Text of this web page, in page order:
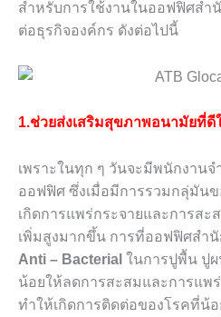
สำหรับการใช้งานในออฟฟิศสำ
ต่อธุรกิจองค์กร ดังต่อไปนี้
1.ช่วยส่งเสริมสุขภาพอนามัยที่
เพราะในทุก ๆ วันจะมีพนักงาน
ออฟฟิศ ซึ่งเมื่อมีการรวมกลุ่มัน
เกิดการแพร่กระจายและการสะ
เพิ่มสูงมากขึ้น การที่ออฟฟิศสำนั
Anti – Bacterial ในการปูพื้น ปู
น้อยให้ลดการสะสมและการแพ
ทำให้เกิดการติดต่อของโรคที่น้